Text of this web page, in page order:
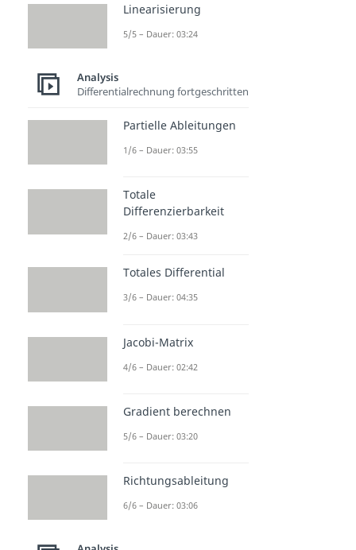
Linearisierung
5/5 – Dauer: 03:24
Analysis
Differentialrechnung fortgeschritten
Partielle Ableitungen
1/6 – Dauer: 03:55
Totale
Differenzierbarkeit
2/6 – Dauer: 03:43
Totales Differential
3/6 – Dauer: 04:35
Jacobi-Matrix
4/6 – Dauer: 02:42
Gradient berechnen
5/6 – Dauer: 03:20
Richtungsableitung
6/6 – Dauer: 03:06